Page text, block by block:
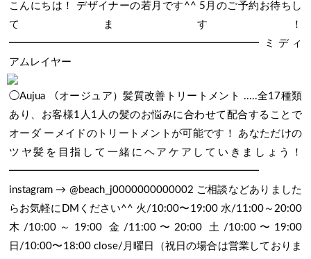
こんにちは！ デザイナーの若月です^^ 5月のご予約お待ちし
てます！
━━━━━━━━━━━━━━━━━━━━━━━━ ミディ
アムレイヤー
◯Aujua （オージュア）髪質改善トリートメント .....全17種類
あり、お客様1人1人の髪のお悩みに合わせて配合することで
オーダ ーメイドのトリートメントが可能です！ あなただけの
ツヤ髪を目指して一緒にヘアケアしていきましょう！
━━━━━━━━━━━━━━━━━━━━━━━━
instagram → @beach_j0000000000002 ご相談などありました
らお気軽にDMください^^ 火/10:00〜19:00 水/11:00～20:00
木/10:00～19:00 金/11:00〜20:00 土/10:00〜19:00
日/10:00〜18:00 close/月曜日（祝日の場合は営業しておりま